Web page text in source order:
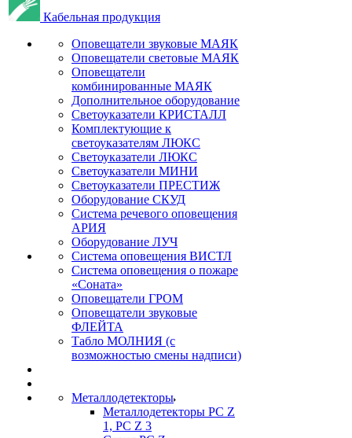
Кабельная продукция
Оповещатели звуковые МАЯК
Оповещатели световые МАЯК
Оповещатели
комбинированные МАЯК
Дополнительное оборудование
Светоуказатели КРИСТАЛЛ
Комплектующие к
светоуказателям ЛЮКС
Светоуказатели ЛЮКС
Светоуказатели МИНИ
Светоуказатели ПРЕСТИЖ
Оборудование СКУД
Система речевого оповещения
АРИЯ
Оборудование ЛУЧ
Система оповещения ВИСТЛ
Система оповещения о пожаре
«Соната»
Оповещатели ГРОМ
Оповещатели звуковые
ФЛЕЙТА
Табло МОЛНИЯ (с
возможностью смены надписи)
Металлодетекторы
Металлодетекторы РС Z
1, PC Z 3